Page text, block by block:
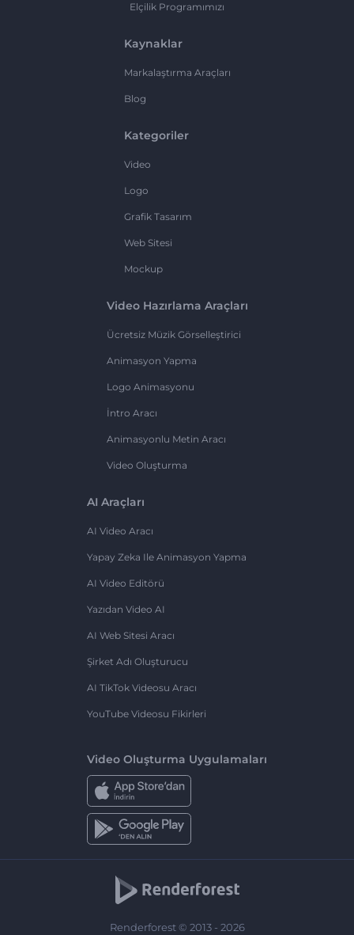
Elçilik Programımızı
Kaynaklar
Markalaştırma Araçları
Blog
Kategoriler
Video
Logo
Grafik Tasarım
Web Sitesi
Mockup
Video Hazırlama Araçları
Ücretsiz Müzik Görselleştirici
Animasyon Yapma
Logo Animasyonu
İntro Aracı
Animasyonlu Metin Aracı
Video Oluşturma
AI Araçları
AI Video Aracı
Yapay Zeka Ile Animasyon Yapma
AI Video Editörü
Yazıdan Video AI
AI Web Sitesi Aracı
Şirket Adı Oluşturucu
AI TikTok Videosu Aracı
YouTube Videosu Fikirleri
Video Oluşturma Uygulamaları
Renderforest © 2013 - 2026